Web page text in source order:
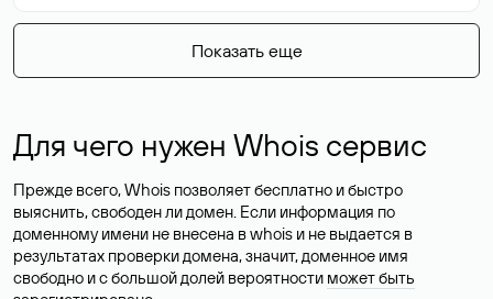
Показать еще
Для чего нужен Whois сервис
Прежде всего, Whois позволяет бесплатно и быстро
выяснить, свободен ли домен. Если информация по
доменному имени не внесена в whois и не выдается в
результатах проверки домена, значит, доменное имя
свободно и с большой долей вероятности может быть